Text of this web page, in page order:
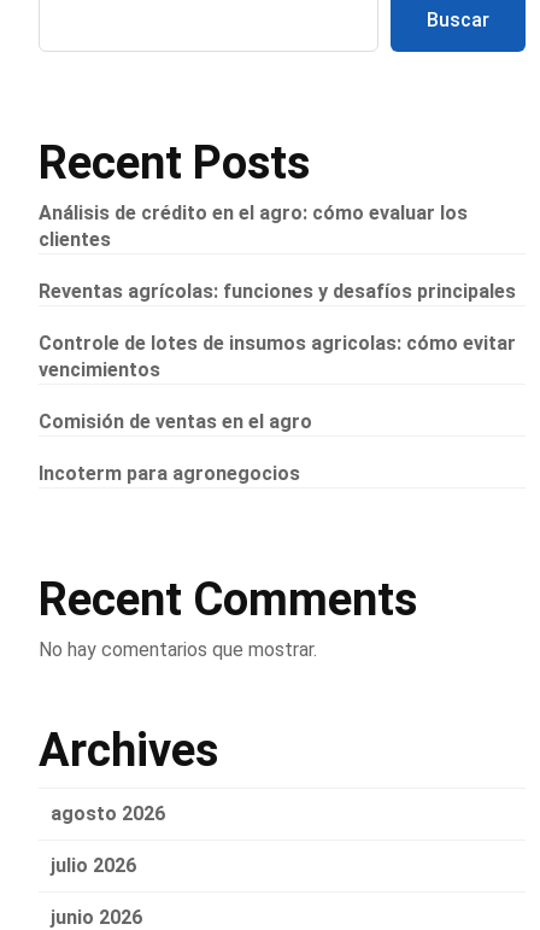
Buscar
Recent Posts
Análisis de crédito en el agro: cómo evaluar los
clientes
Reventas agrícolas: funciones y desafíos principales
Controle de lotes de insumos agricolas: cómo evitar
vencimientos
Comisión de ventas en el agro
Incoterm para agronegocios
Recent Comments
No hay comentarios que mostrar.
Archives
agosto 2026
julio 2026
junio 2026